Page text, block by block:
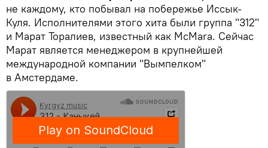
не каждому, кто побывал на побережье Иссык-
Куля. Исполнителями этого хита были группа "312"
и Марат Торалиев, известный как McMara. Сейчас
Марат является менеджером в крупнейшей
международной компании "Вымпелком"
в Амстердаме.